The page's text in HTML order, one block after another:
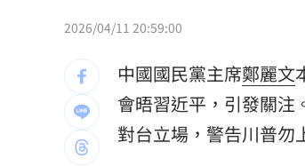
吃堅果害上火、嘴破？醫曝
昔傳跟李易婚變 六月遭
統一13場完封敗何解？外
AKIRA父親節來台 兒子學
2026/04/11 20:59:00
中國國民黨主席鄭麗文
會晤習近平，引發關注
對台立場，警告川普勿